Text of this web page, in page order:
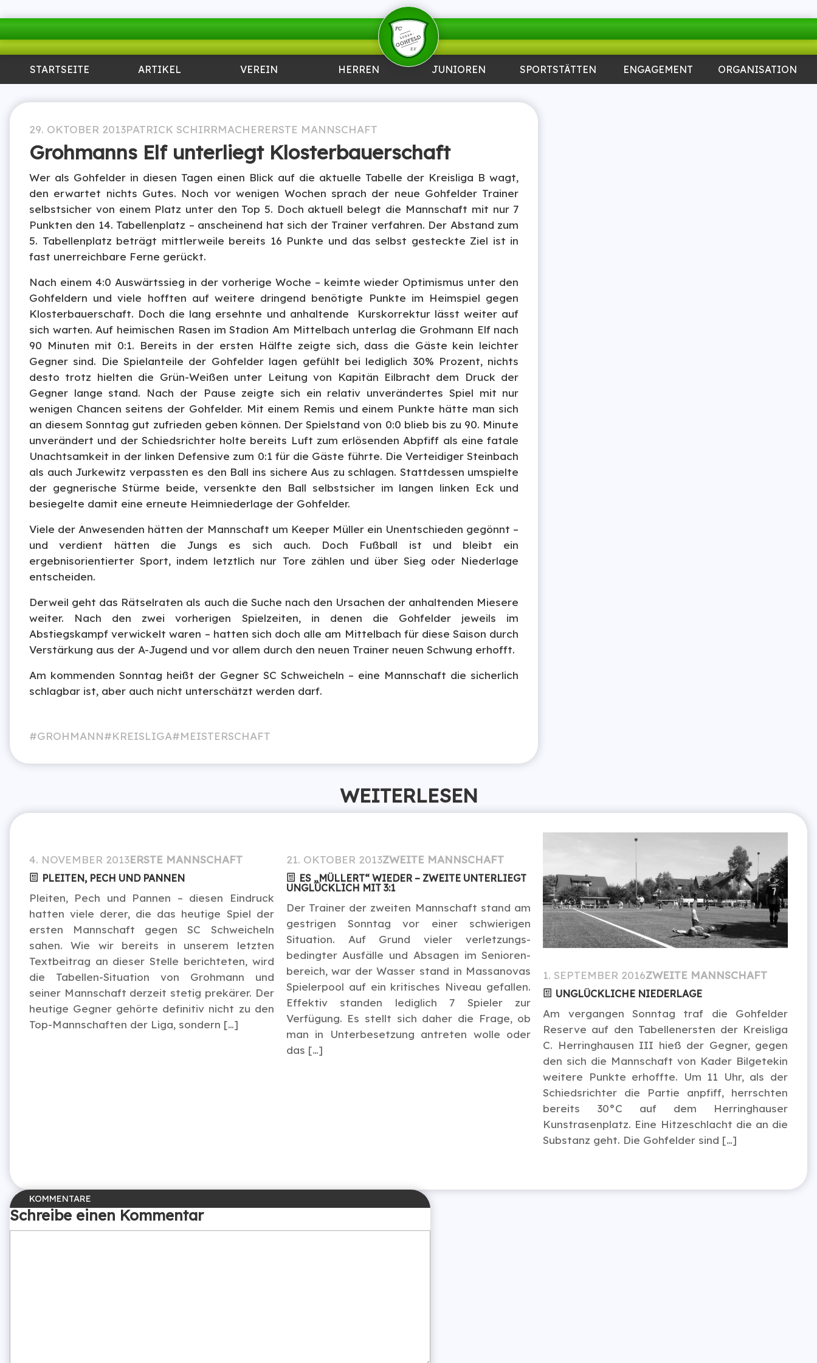
STARTSEITE ARTIKEL VEREIN HERREN JUNIOREN SPORTSTÄTTEN ENGAGEMENT ORGANISATION
29. OKTOBER 2013PATRICK SCHIRRMACHERERSTE MANNSCHAFT
Grohmanns Elf unterliegt Klosterbauerschaft
Wer als Gohfelder in diesen Tagen einen Blick auf die aktuelle Tabelle der Kreisliga B wagt,
den erwartet nichts Gutes. Noch vor wenigen Wochen sprach der neue Gohfelder Trainer
selbstsicher von einem Platz unter den Top 5. Doch aktuell belegt die Mannschaft mit nur 7
Punkten den 14. Tabellenplatz – anscheinend hat sich der Trainer verfahren. Der Abstand zum
5. Tabellenplatz beträgt mittlerweile bereits 16 Punkte und das selbst gesteckte Ziel ist in
fast unerreichbare Ferne gerückt.
Nach einem 4:0 Auswärtssieg in der vorherige Woche – keimte wieder Optimismus unter den
Gohfeldern und viele hofften auf weitere dringend benötigte Punkte im Heimspiel gegen
Klosterbauerschaft. Doch die lang ersehnte und anhaltende Kurskorrektur lässt weiter auf
sich warten. Auf heimischen Rasen im Stadion Am Mittelbach unterlag die Grohmann Elf nach
90 Minuten mit 0:1. Bereits in der ersten Hälfte zeigte sich, dass die Gäste kein leichter
Gegner sind. Die Spielanteile der Gohfelder lagen gefühlt bei lediglich 30% Prozent, nichts
desto trotz hielten die Grün-Weißen unter Leitung von Kapitän Eilbracht dem Druck der
Gegner lange stand. Nach der Pause zeigte sich ein relativ unverändertes Spiel mit nur
wenigen Chancen seitens der Gohfelder. Mit einem Remis und einem Punkte hätte man sich
an diesem Sonntag gut zufrieden geben können. Der Spielstand von 0:0 blieb bis zu 90. Minute
unverändert und der Schiedsrichter holte bereits Luft zum erlösenden Abpfiff als eine fatale
Unachtsamkeit in der linken Defensive zum 0:1 für die Gäste führte. Die Verteidiger Steinbach
als auch Jurkewitz verpassten es den Ball ins sichere Aus zu schlagen. Stattdessen umspielte
der gegnerische Stürme beide, versenkte den Ball selbstsicher im langen linken Eck und
besiegelte damit eine erneute Heimniederlage der Gohfelder.
Viele der Anwesenden hätten der Mannschaft um Keeper Müller ein Unentschieden gegönnt –
und verdient hätten die Jungs es sich auch. Doch Fußball ist und bleibt ein
ergebnisorientierter Sport, indem letztlich nur Tore zählen und über Sieg oder Niederlage
entscheiden.
Derweil geht das Rätselraten als auch die Suche nach den Ursachen der anhaltenden Miesere
weiter. Nach den zwei vorherigen Spielzeiten, in denen die Gohfelder jeweils im
Abstiegskampf verwickelt waren – hatten sich doch alle am Mittelbach für diese Saison durch
Verstärkung aus der A-Jugend und vor allem durch den neuen Trainer neuen Schwung erhofft.
Am kommenden Sonntag heißt der Gegner SC Schweicheln – eine Mannschaft die sicherlich
schlagbar ist, aber auch nicht unterschätzt werden darf.
GROHMANN KREISLIGA MEISTERSCHAFT
WEITERLESEN
4. NOVEMBER 2013ERSTE MANNSCHAFT
PLEITEN, PECH UND PANNEN
Pleiten, Pech und Pannen – diesen Eindruck
hatten viele derer, die das heutige Spiel der
ersten Mannschaft gegen SC Schweicheln
sahen. Wie wir bereits in unserem letzten
Textbeitrag an dieser Stelle berichteten, wird
die Tabellen-Situation von Grohmann und
seiner Mannschaft derzeit stetig prekärer. Der
heutige Gegner gehörte definitiv nicht zu den
Top-Mannschaften der Liga, sondern […]
21. OKTOBER 2013ZWEITE MANNSCHAFT
ES „MÜLLERT“ WIEDER – ZWEITE UNTERLIEGT
UNGLÜCKLICH MIT 3:1
Der Trainer der zweiten Mannschaft stand am
gestrigen Sonntag vor einer schwierigen
Situation. Auf Grund vieler verletzungs­
bedingter Ausfälle und Absagen im Senioren­
bereich, war der Wasser stand in Massanovas
Spielerpool auf ein kritisches Niveau gefallen.
Effektiv standen lediglich 7 Spieler zur
Verfügung. Es stellt sich daher die Frage, ob
man in Unter­besetzung antreten wolle oder
das […]
1. SEPTEMBER 2016ZWEITE MANNSCHAFT
UNGLÜCKLICHE NIEDERLAGE
Am vergangen Sonntag traf die Gohfelder
Reserve auf den Tabellenersten der Kreisliga
C. Herringhausen III hieß der Gegner, gegen
den sich die Mannschaft von Kader Bilgetekin
weitere Punkte erhoffte. Um 11 Uhr, als der
Schiedsrichter die Partie anpfiff, herrschten
bereits 30°C auf dem Herringhauser
Kunstrasenplatz. Eine Hitzeschlacht die an die
Substanz geht. Die Gohfelder sind […]
Schreibe einen Kommentar